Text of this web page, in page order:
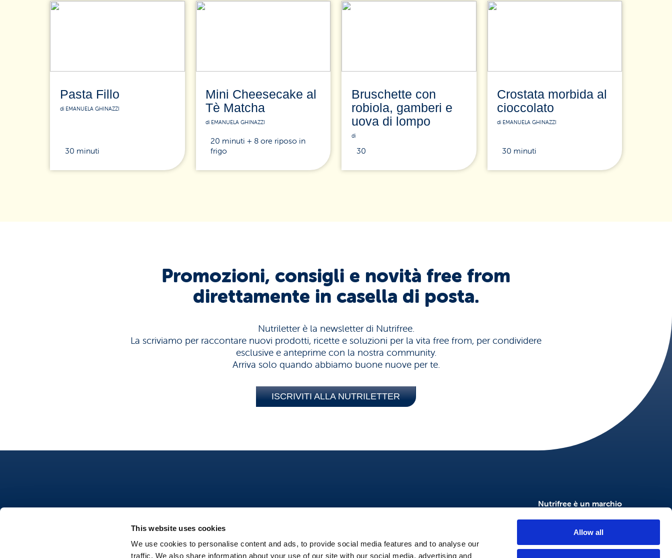
This website uses cookies
We use cookies to personalise content and ads, to provide social media features and to analyse our
traffic. We also share information about your use of our site with our social media, advertising and
Allow all
Pasta Fillo
di EMANUELA GHINAZZI
30 minuti
Mini Cheesecake al
Tè Matcha
di EMANUELA GHINAZZI
20 minuti + 8 ore riposo in
frigo
Bruschette con
robiola, gamberi e
uova di lompo
di
30
Crostata morbida al
cioccolato
di EMANUELA GHINAZZI
30 minuti
Promozioni, consigli e novità free from
direttamente in casella di posta.
Nutriletter è la newsletter di Nutrifree.
La scriviamo per raccontare nuovi prodotti, ricette e soluzioni per la vita free from, per condividere
esclusive e anteprime con la nostra community.
Arriva solo quando abbiamo buone nuove per te.
ISCRIVITI ALLA NUTRILETTER
Nutrifree è un marchio
NutriSì
Nutrifree Food Service